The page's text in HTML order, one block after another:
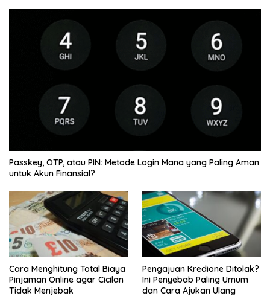
Passkey, OTP, atau PIN: Metode Login Mana yang Paling Aman
untuk Akun Finansial?
Cara Menghitung Total Biaya
Pinjaman Online agar Cicilan
Tidak Menjebak
Pengajuan Kredione Ditolak?
Ini Penyebab Paling Umum
dan Cara Ajukan Ulang